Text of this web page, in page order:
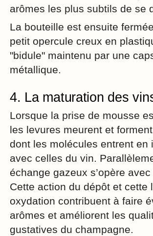
arômes les plus subtils de se
La bouteille est ensuite
petit opercule creux en
"bidule" maintenu par une
métallique.
4. La maturation des
Lorsque la prise de mousse
les levures meurent et
dont les molécules entrent en
avec celles du vin.
échange gazeux s’opère avec
Cette action du dépôt et cette
oxydation contribuent à faire
arômes et améliorent les
gustatives du champagne.